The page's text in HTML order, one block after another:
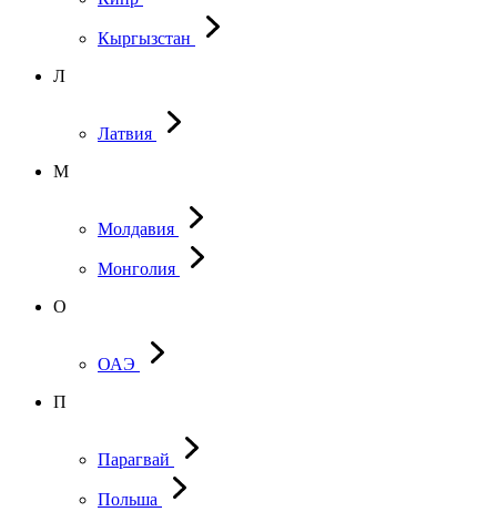
Кыргызстан
Л
Латвия
М
Молдавия
Монголия
О
ОАЭ
П
Парагвай
Польша